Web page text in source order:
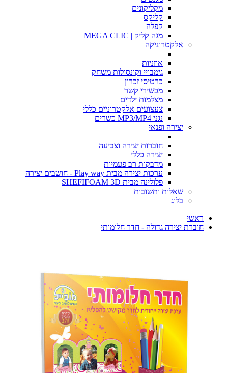
מקליקונים
קליקס
קפלה
מגה קליק | MEGA CLIC
אלקטרוניקה
אוזניות
גימבויי וקונסולות משחק
כרטיסי זכרון
מכשירי קשר
מצלמות ילדים
צעצועים אלקטרוניים כללי
נגני MP3/MP4 כשרים
יצירה ופנאי
חוברות יצירה וצביעה
יצירה כללי
מדבקות רב פעמיות
ערכות יצירה מבית Play way - חושבים יצירה
פלולינה מבית SHEFIFOAM 3D
שאלות ותשובות
בלוג
ראשי
חוברת יצירה גדולה - חדר חלומותי